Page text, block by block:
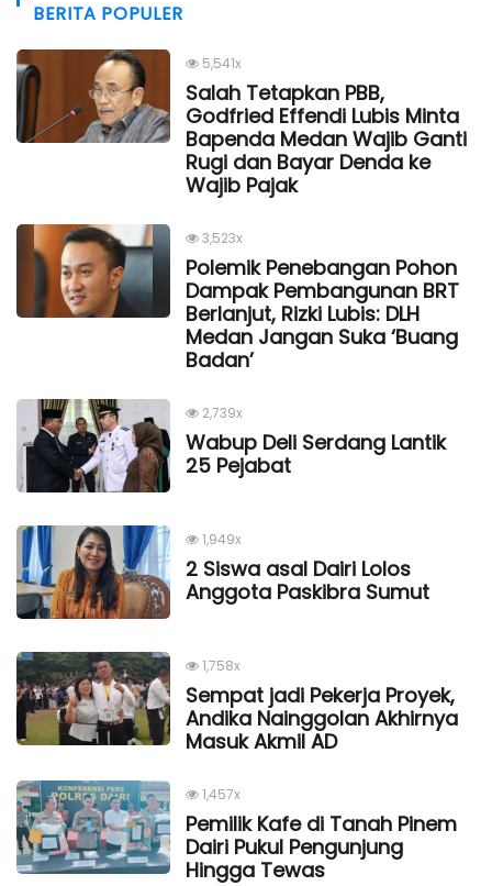
BERITA POPULER
5,541x
Salah Tetapkan PBB,
Godfried Effendi Lubis Minta
Bapenda Medan Wajib Ganti
Rugi dan Bayar Denda ke
Wajib Pajak
3,523x
Polemik Penebangan Pohon
Dampak Pembangunan BRT
Berlanjut, Rizki Lubis: DLH
Medan Jangan Suka ‘Buang
Badan’
2,739x
Wabup Deli Serdang Lantik
25 Pejabat
1,949x
2 Siswa asal Dairi Lolos
Anggota Paskibra Sumut
1,758x
Sempat jadi Pekerja Proyek,
Andika Nainggolan Akhirnya
Masuk Akmil AD
1,457x
Pemilik Kafe di Tanah Pinem
Dairi Pukul Pengunjung
Hingga Tewas